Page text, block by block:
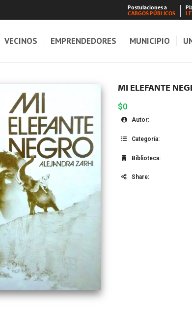
Postulaciones a
CARGOS PÚBLICOS
VECINOS EMPRENDEDORES MUNICIPIO
MI ELEFANTE
$0
Autor:
Categoría:
Biblioteca:
Share: